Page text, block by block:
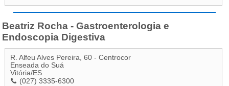
Beatriz Rocha - Gastroenterologia e
Endoscopia Digestiva
R. Alfeu Alves Pereira, 60 - Centrocor
Enseada do Suá
Vitória/ES
(027) 3335-6300